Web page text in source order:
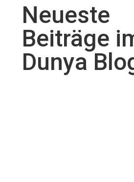
Neueste
Beiträge
Dunya